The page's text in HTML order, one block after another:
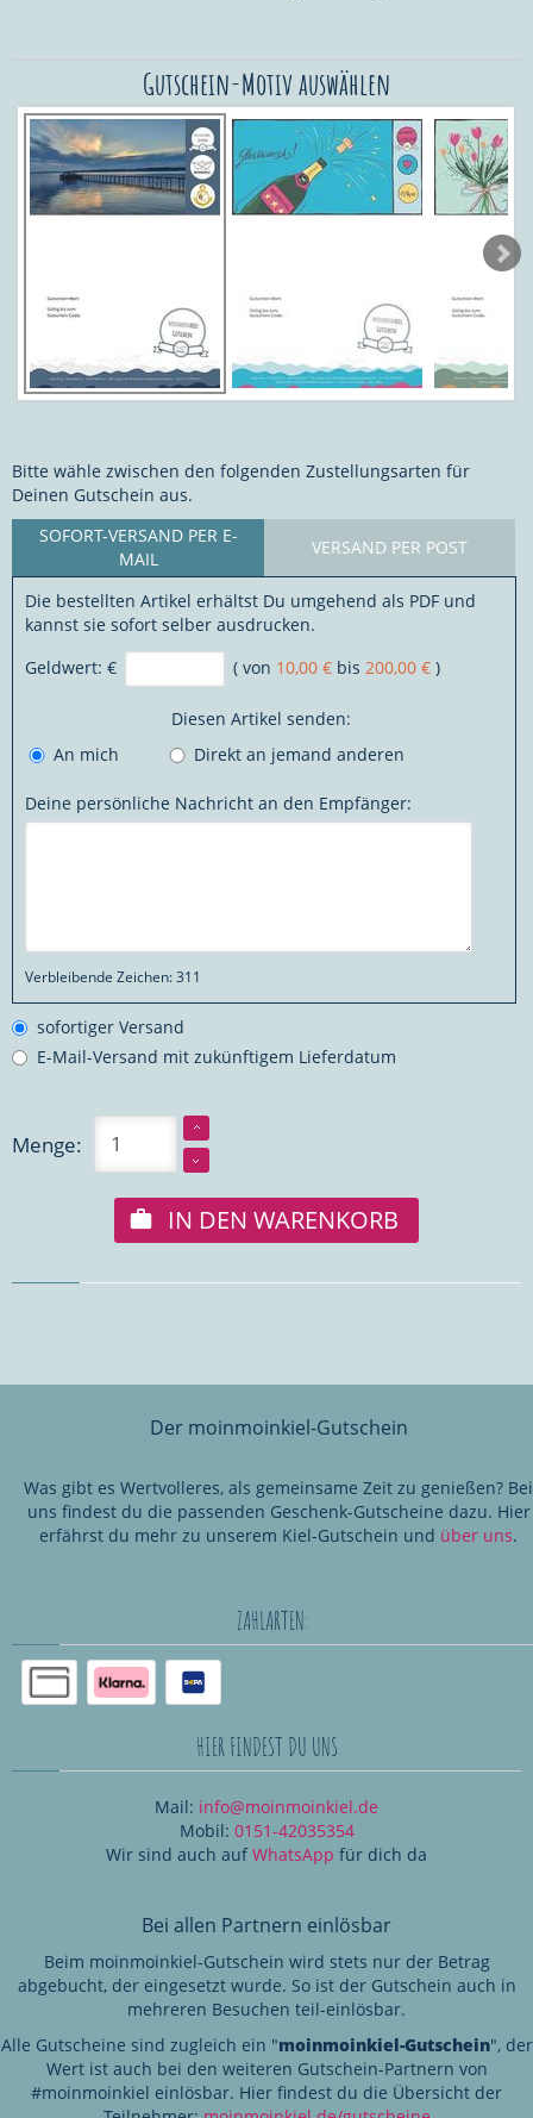
Gutschein-Motiv auswählen
Bitte wähle zwischen den folgenden Zustellungsarten für
Deinen Gutschein aus.
SOFORT-VERSAND PER E-
MAIL
VERSAND PER POST
Die bestellten Artikel erhältst Du umgehend als PDF und
kannst sie sofort selber ausdrucken.
Geldwert: € ( von 10,00 € bis 200,00 € )
Diesen Artikel senden:
An mich
Direkt an jemand anderen
Deine persönliche Nachricht an den Empfänger:
Verbleibende Zeichen:311
sofortiger Versand
E-Mail-Versand mit zukünftigem Lieferdatum
Menge:
IN DEN WARENKORB
Der moinmoinkiel-Gutschein
Was gibt es Wertvolleres, als gemeinsame Zeit zu genießen? Bei
uns findest du die passenden Geschenk-Gutscheine dazu. Hier
erfährst du mehr zu unserem Kiel-Gutschein und über uns.
ZAHLARTEN:
HIER FINDEST DU UNS
Mail: info@moinmoinkiel.de
Mobil: 0151-42035354
Wir sind auch auf WhatsApp für dich da
Bei allen Partnern einlösbar
Beim moinmoinkiel-Gutschein wird stets nur der Betrag
abgebucht, der eingesetzt wurde. So ist der Gutschein auch in
mehreren Besuchen teil-einlösbar.
Alle Gutscheine sind zugleich ein "moinmoinkiel-Gutschein", der
Wert ist auch bei den weiteren Gutschein-Partnern von
#moinmoinkiel einlösbar. Hier findest du die Übersicht der